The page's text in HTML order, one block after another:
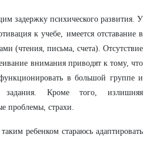
задержку психического развития. У
к учебе, имеется отставание в
(чтения, письма, счета). Отсутствие
внимания приводят к тому, что
в большой группе и
задания. Кроме того, излишняя
проблемы, страхи.
ребенком стараюсь адаптировать